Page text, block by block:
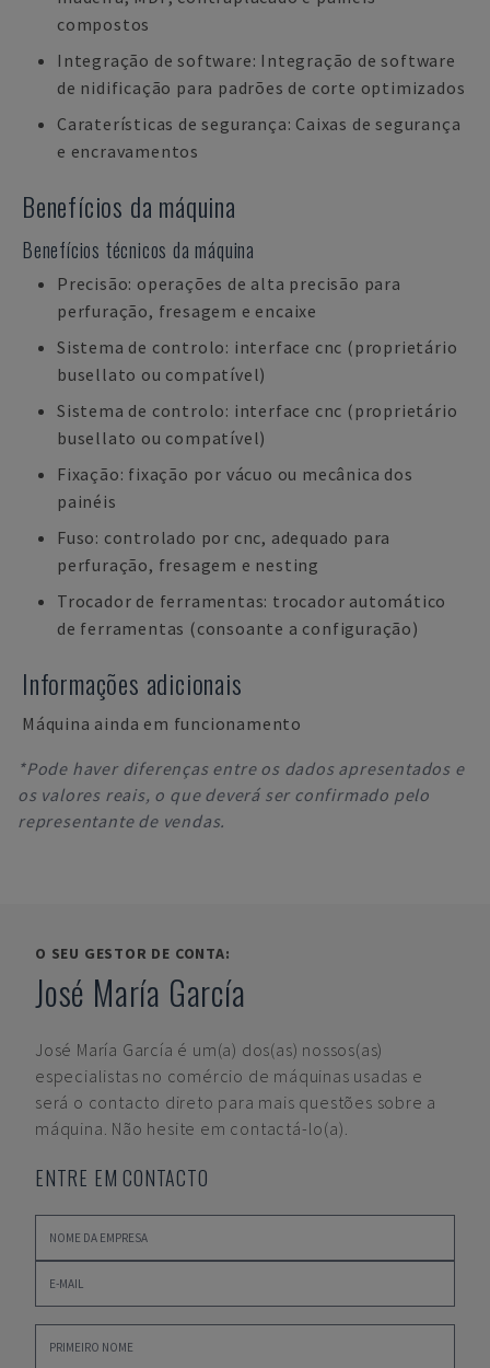
compostos
Integração de software: Integração de software
de nidificação para padrões de corte optimizados
Caraterísticas de segurança: Caixas de segurança
e encravamentos
Benefícios da máquina
Benefícios técnicos da máquina
Precisão: operações de alta precisão para
perfuração, fresagem e encaixe
Sistema de controlo: interface cnc (proprietário
busellato ou compatível)
Sistema de controlo: interface cnc (proprietário
busellato ou compatível)
Fixação: fixação por vácuo ou mecânica dos
painéis
Fuso: controlado por cnc, adequado para
perfuração, fresagem e nesting
Trocador de ferramentas: trocador automático
de ferramentas (consoante a configuração)
Informações adicionais
Máquina ainda em funcionamento
*Pode haver diferenças entre os dados apresentados e
os valores reais, o que deverá ser confirmado pelo
representante de vendas.
O SEU GESTOR DE CONTA:
José María García
José María García é um(a) dos(as) nossos(as)
especialistas no comércio de máquinas usadas e
será o contacto direto para mais questões sobre a
máquina. Não hesite em contactá-lo(a).
ENTRE EM CONTACTO